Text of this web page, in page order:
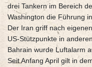
drei Tankern im Bereich
Washington die Führung
Der Iran griff nach
US-Stützpunkte in
Bahrain wurde Luftalarm
Seit Anfang April gilt in